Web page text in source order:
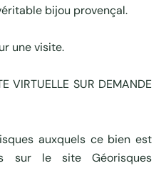
bijou provençal.
une visite.
VIRTUELLE SUR DEMANDE
auxquels ce bien est
sur le site Géorisques